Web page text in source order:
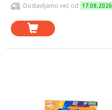
Dostavljamo već od 17.08.2026